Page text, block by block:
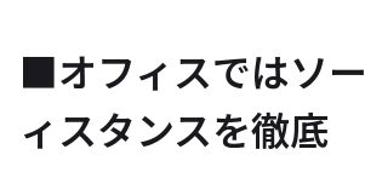
■オフィスではソ
ィスタンスを徹底